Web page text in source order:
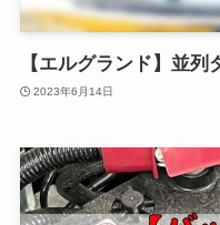
【エルグランド】並列
2023年6月14日